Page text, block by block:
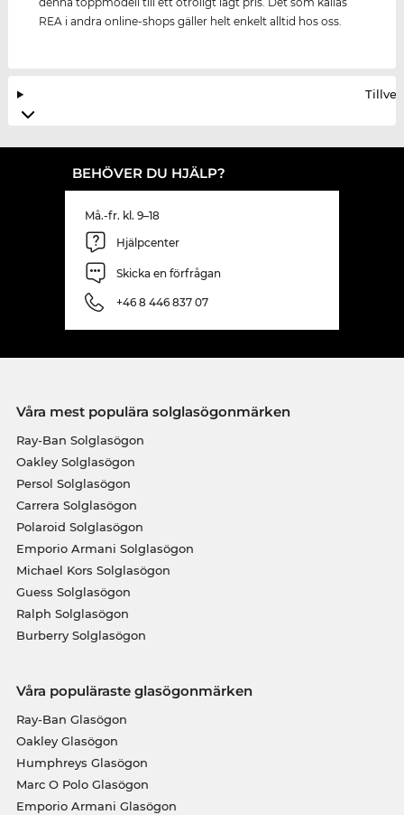
REA i andra online-shops gäller helt enkelt alltid hos oss.
BEHÖVER DU HJÄLP?
Må.-fr. kl. 9–18
Hjälpcenter
Skicka en förfrågan
+46 8 446 837 07
Våra mest populära solglasögonmärken
Ray-Ban Solglasögon
Oakley Solglasögon
Persol Solglasögon
Carrera Solglasögon
Polaroid Solglasögon
Emporio Armani Solglasögon
Michael Kors Solglasögon
Guess Solglasögon
Ralph Solglasögon
Burberry Solglasögon
Våra populäraste glasögonmärken
Ray-Ban Glasögon
Oakley Glasögon
Humphreys Glasögon
Marc O Polo Glasögon
Emporio Armani Glasögon